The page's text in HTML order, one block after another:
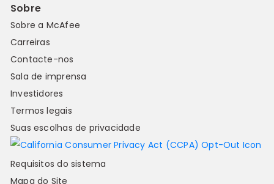
Sobre
Sobre a McAfee
Carreiras
Contacte-nos
Sala de imprensa
Investidores
Termos legais
Suas escolhas de privacidade
Requisitos do sistema
Mapa do Site